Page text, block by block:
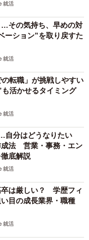
就活
…その気持ち、早めの対
ション”を取り戻すた
就活
転職」が挑戦しやすい
活かせるタイミング
就活
自分はどうなりたい
法 営業・事務・エン
底解説
就活
卒は厳しい？ 学歴フィ
目の成長業界・職種
就活